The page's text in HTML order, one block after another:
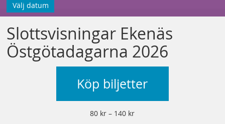
Välj datum
Slottsvisningar Ekenäs
Östgötadagarna 2026
Köp biljetter
80 kr – 140 kr